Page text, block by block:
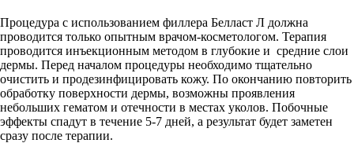
Процедура с использованием филлера Белласт Л должна
проводится только опытным врачом-косметологом. Терапия
проводится инъекционным методом в глубокие и средние слои
дермы. Перед началом процедуры необходимо тщательно
очистить и продезинфицировать кожу. По окончанию повторить
обработку поверхности дермы, возможны проявления
небольших гематом и отечности в местах уколов. Побочные
эффекты спадут в течение 5-7 дней, а результат будет заметен
сразу после терапии.